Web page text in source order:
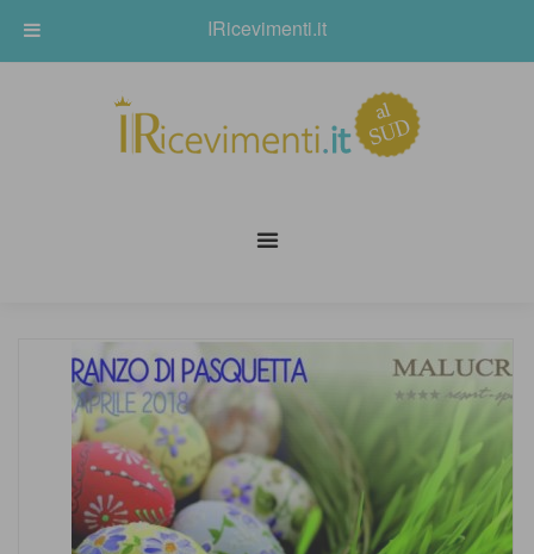
IRicevimenti.it